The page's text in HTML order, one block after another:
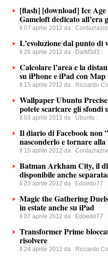
[flash] [download] Ice
Gameloft dedicato all’era
Il 07 aprile 2012 da Contazrazor
L’evoluzione dal punto di
Il 26 aprile 2012 da Darkf3d3 :
Calcolare l’area e la
su iPhone e iPad con
Il 15 aprile 2012 da Riccardo
Wallpaper Ubuntu
potete scaricare gli sfondi
Il 03 aprile 2012 da Ubuntu :
Il diario di Facebook non
nasconderlo e tornare alla
Il 15 aprile 2012 da Contazrazor
Batman Arkham City, il
disponibile anche
Il 23 aprile 2012 da Edoedo77 :
Magic the Gathering
in estate anche su iPad
Il 07 aprile 2012 da Edoedo77 :
Transformer Prime
risolvere
Il 24 aprile 2012 da Riccardo